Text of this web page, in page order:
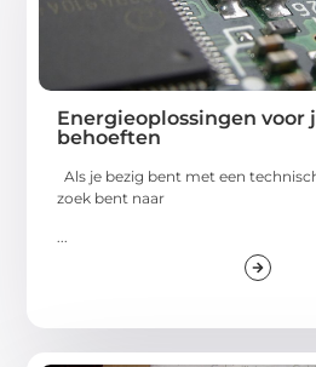
Energieoplossingen voor
behoeften
Als je bezig bent met een
zoek bent naar